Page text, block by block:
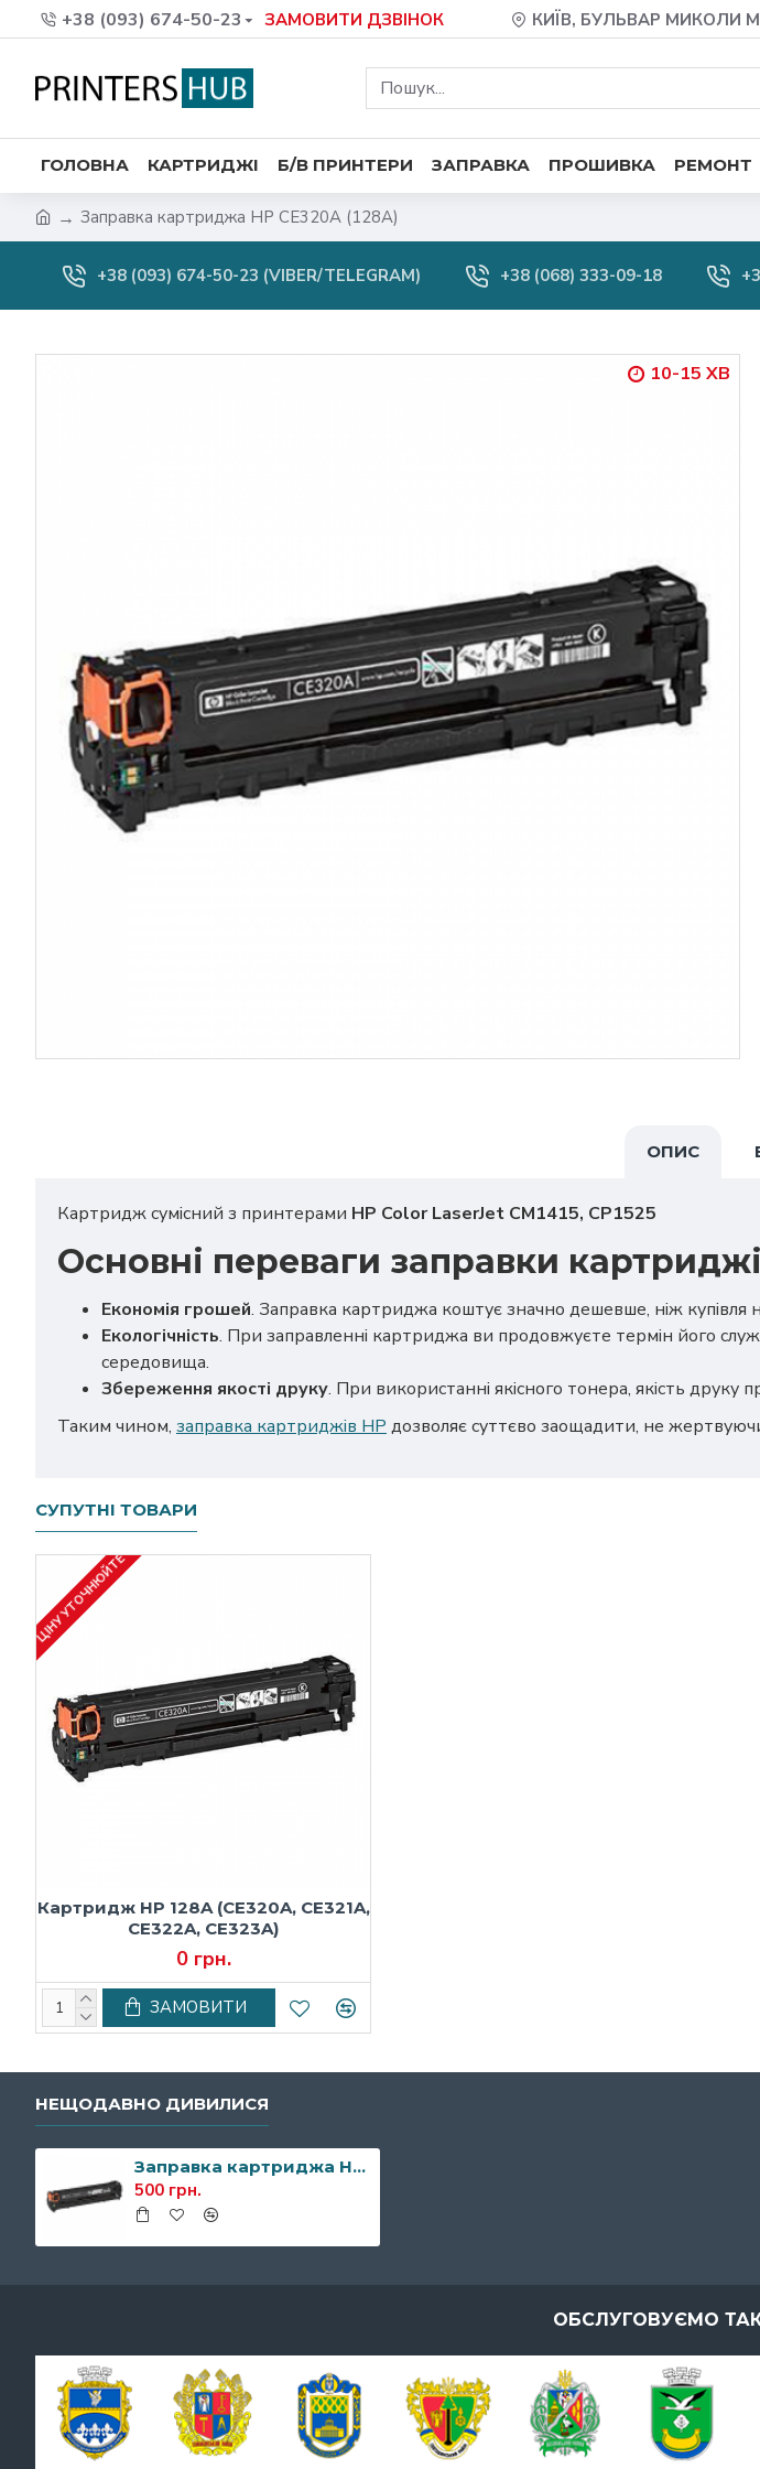
+38 (093) 674-50-23 ЗАМОВИТИ ДЗВІНОК КИЇВ, БУЛЬВАР МИКОЛИ
ГОЛОВНА КАРТРИДЖІ Б/В ПРИНТЕРИ ЗАПРАВКА ПРОШИВКА РЕМОНТ
Заправка картриджа HP CE320A (128A)
+38 (093) 674-50-23 (VIBER/TELEGRAM) +38 (068) 333-09-18
10-15 ХВ
ОПИС
Картридж сумісний з принтерами HP Color LaserJet CM1415, CP1525
Основні переваги заправки
Економія грошей. Заправка картриджа коштує значно дешевше, ніж
Екологічність. При заправленні картриджа ви продовжуєте термін його
середовища.
Збереження якості друку. При використанні якісного тонера, якість друку
Таким чином, заправка картриджів HP дозволяє суттєво заощадити, не
СУПУТНІ ТОВАРИ
ЦІНУ УТОЧНЮЙТЕ
Картридж HP 128A (CE320A, CE321A,
CE322A, CE323A)
0 грн.
ЗАМОВИТИ
НЕЩОДАВНО ДИВИЛИСЯ
Заправка картриджа HP CE320A (128A)
500 грн.
ОБСЛУГОВУЄМО